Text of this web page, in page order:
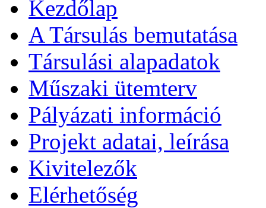
Kezdőlap
A Társulás bemutatása
Társulási alapadatok
Műszaki ütemterv
Pályázati információ
Projekt adatai, leírása
Kivitelezők
Elérhetőség